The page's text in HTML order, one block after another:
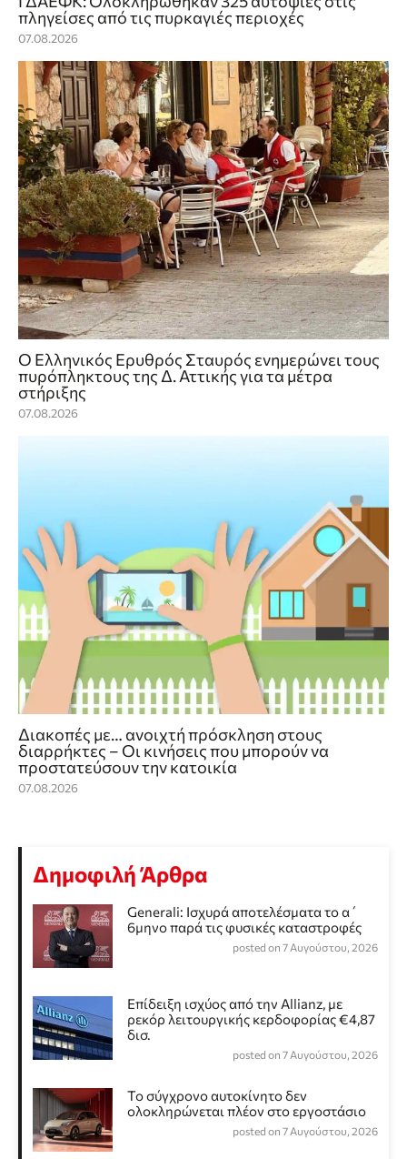
πληγείσες από τις πυρκαγιές περιοχές
07.08.2026
Ο Ελληνικός Ερυθρός Σταυρός ενημερώνει τους
πυρόπληκτους της Δ. Αττικής για τα μέτρα
στήριξης
07.08.2026
Διακοπές με… ανοιχτή πρόσκληση στους
διαρρήκτες – Οι κινήσεις που μπορούν να
προστατεύσουν την κατοικία
07.08.2026
Δημοφιλή Άρθρα
Generali: Ισχυρά αποτελέσματα το α΄
6μηνο παρά τις φυσικές καταστροφές
posted on 7 Αυγούστου, 2026
Επίδειξη ισχύος από την Allianz, με
ρεκόρ λειτουργικής κερδοφορίας €4,87
δισ.
posted on 7 Αυγούστου, 2026
Το σύγχρονο αυτοκίνητο δεν
ολοκληρώνεται πλέον στο εργοστάσιο
posted on 7 Αυγούστου, 2026